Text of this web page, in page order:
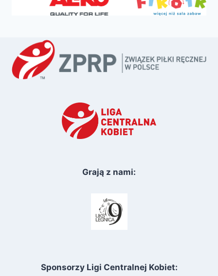
Grają z nami:
Sponsorzy Ligi Centralnej Kobiet: